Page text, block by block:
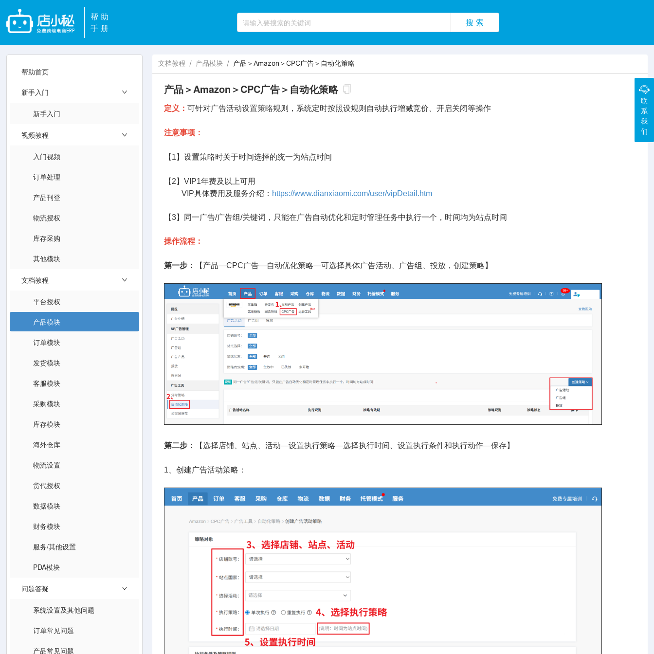
帮助
手册
搜 索
帮助首页
新手入门
新手入门
视频教程
入门视频
订单处理
产品刊登
物流授权
库存采购
其他模块
文档教程
平台授权
产品模块
订单模块
发货模块
客服模块
采购模块
库存模块
海外仓库
物流设置
货代授权
数据模块
财务模块
服务/其他设置
PDA模块
问题答疑
系统设置及其他问题
订单常见问题
产品常见问题
文档教程 / 产品模块 / 产品＞Amazon＞CPC广告＞自动化策略
产品＞Amazon＞CPC广告＞自动化策略
定义：可针对广告活动设置策略规则，系统定时按照设规则自动执行增减竞价、开启关闭等操作
注意事项：
【1】设置策略时关于时间选择的统一为站点时间
【2】VIP1年费及以上可用
VIP具体费用及服务介绍： https://www.dianxiaomi.com/user/vipDetail.htm
【3】同一广告/广告组/关键词，只能在广告自动优化和定时管理任务中执行一个，时间均为站点时间
操作流程：
第一步： 【产品—CPC广告—自动优化策略—可选择具体广告活动、广告组、投放，创建策略】
第二步： 【选择店铺、站点、活动—设置执行策略—选择执行时间、设置执行条件和执行动作—保存】
1、创建广告活动策略：
联
系
我
们